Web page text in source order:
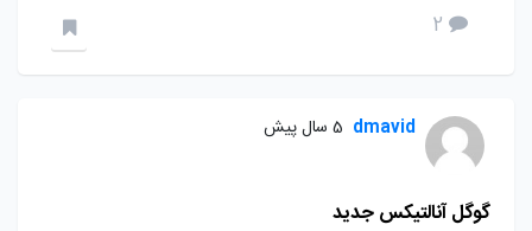
2
dmavid 5 سال پیش
گوگل آنالتیکس جدید